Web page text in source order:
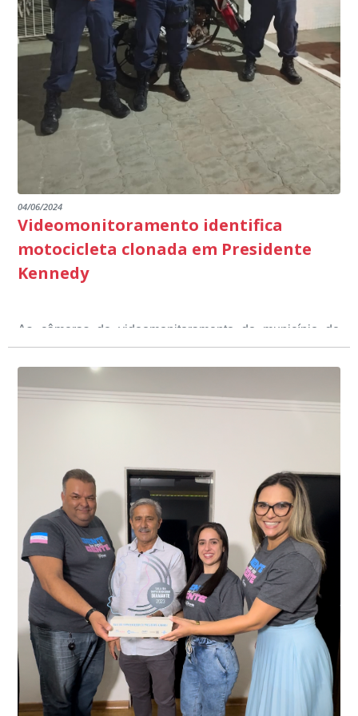
Educação em Presidente Kennedy.
outros) são todos voltados para o desenvolvimento total
dos educandos. Tudo isso também foi demonstrado ao
Ministério Público através de depoimentos
emocionantes de pais e professores no decorrer da
escuta pública.
destacando ainda mais o compromisso de todos em
promover uma atuação coordenada, integrada e
dialogada em prol do desenvolvimento educacional.
04/06/2024
Videomonitoramento identifica
motocicleta clonada em Presidente
Kennedy
As câmeras de videomonitoramento do município de
Presidente Kennedy identificaram neste fim de semana,
01 de junho, uma motocicleta com indícios de
adulteração, imediatamente, a central de
videomonitoramento acionou a Guarda Civil Municipal,
Durante a abordagem a adulteração foi comprovada,
através da conferência do Chassi, a motocicleta, bem
conta do sistema de videomonitoramento instalado
recentemente em todo o município de Presidente
Kennedy, o sistema é integrado com outros municípios
do país, sendo possível a identificação de veículos por
meio do cruzamento de informações, nesse caso
específico, com dados de uma cidade do Estado do Rio
de Janeiro.
“Mais de 100 câmeras foram instaladas na sede e no
interior de Presidente Kennedy, garantindo mais
segurança à população, seja nas ruas, no comércio, os
produtores agropecuários. Estamos no rumo certo,
parabéns a todos os servidores que contribuem para a
segurança da nossa cidade”, destaca o prefeito Dorlei
Fontão.